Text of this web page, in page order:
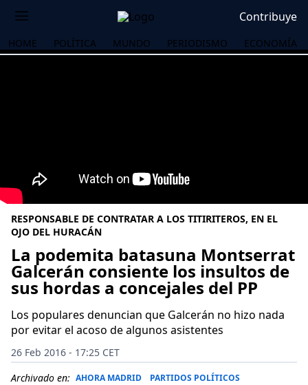
Contribuye
HOME POLÍTICA MUNDO PERIODISMO ECONOMÍA
RESPONSABLE DE CONTRATAR A LOS TITIRITEROS, EN EL
OJO DEL HURACÁN
La podemita batasuna Montserrat
Galcerán consiente los insultos de
sus hordas a concejales del PP
Los populares denuncian que Galcerán no hizo nada
por evitar el acoso de algunos asistentes
26 Feb 2016 - 17:25 CET
Archivado en: AHORA MADRID PARTIDOS POLÍTICOS